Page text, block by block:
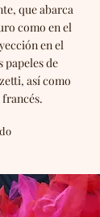
que abarca
como en el
en el
papeles de
así como